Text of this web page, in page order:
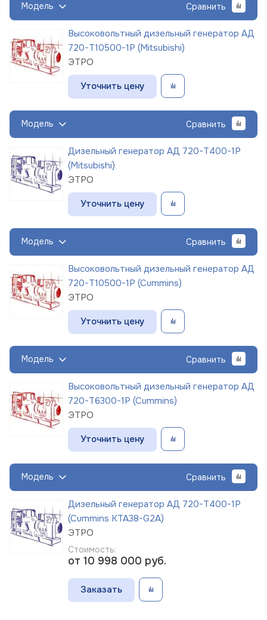
Модель Сравнить
Высоковольтный дизельный генератор АД
720-Т10500-1Р (Mitsubishi)
ЭТРО
Уточнить цену
Модель Сравнить
Дизельный генератор АД 720-Т400-1Р
(Mitsubishi)
ЭТРО
Уточнить цену
Модель Сравнить
Высоковольтный дизельный генератор АД
720-Т10500-1Р (Cummins)
ЭТРО
Уточнить цену
Модель Сравнить
Высоковольтный дизельный генератор АД
720-Т6300-1Р (Cummins)
ЭТРО
Уточнить цену
Модель Сравнить
Дизельный генератор АД 720-Т400-1Р
(Cummins KTA38-G2A)
ЭТРО
Стоимость:
от 10 998 000 руб.
Заказать